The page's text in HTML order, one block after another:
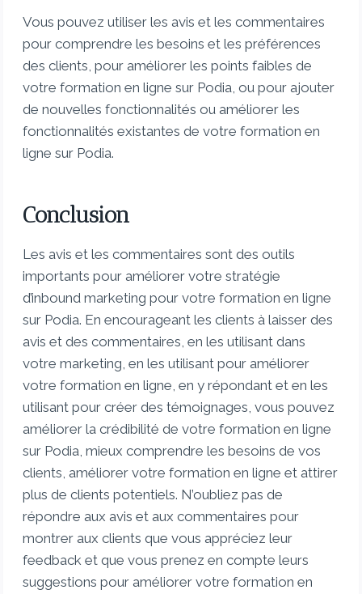
Vous pouvez utiliser les avis et les commentaires
pour comprendre les besoins et les préférences
des clients, pour améliorer les points faibles de
votre formation en ligne sur Podia, ou pour ajouter
de nouvelles fonctionnalités ou améliorer les
fonctionnalités existantes de votre formation en
ligne sur Podia.
Conclusion
Les avis et les commentaires sont des outils
importants pour améliorer votre stratégie
d’inbound marketing pour votre formation en ligne
sur Podia. En encourageant les clients à laisser des
avis et des commentaires, en les utilisant dans
votre marketing, en les utilisant pour améliorer
votre formation en ligne, en y répondant et en les
utilisant pour créer des témoignages, vous pouvez
améliorer la crédibilité de votre formation en ligne
sur Podia, mieux comprendre les besoins de vos
clients, améliorer votre formation en ligne et attirer
plus de clients potentiels. N’oubliez pas de
répondre aux avis et aux commentaires pour
montrer aux clients que vous appréciez leur
feedback et que vous prenez en compte leurs
suggestions pour améliorer votre formation en